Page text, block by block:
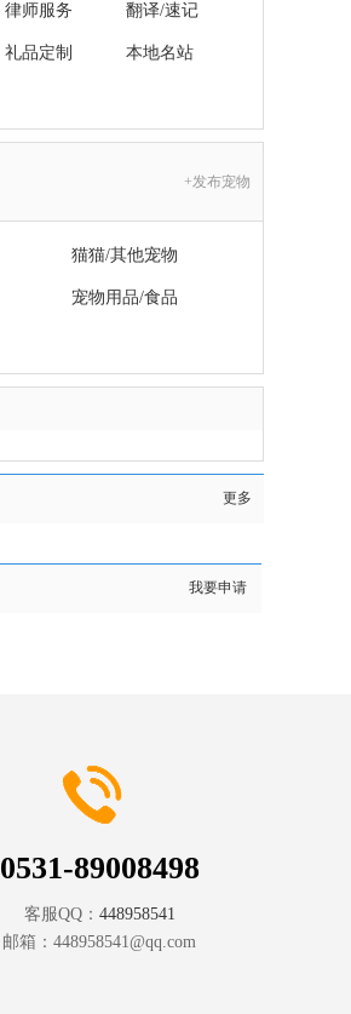
律师服务 翻译/速记
礼品定制 本地名站
+发布宠物
猫猫/其他宠物
宠物用品/食品
更多
我要申请
0531-89008498
客服QQ： 448958541
邮箱： 448958541@qq.com